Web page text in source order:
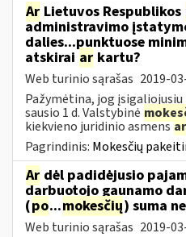
Ar Lietuvos Respublikos
administravimo
dalies...punktuose
atskirai ar kartu?
Web turinio sąrašas 2019-
Pažymėtina, jog
sausio 1 d. Valstybinė
kiekvieno juridinio asmensar
Pagrindinis: Mokesčių
Ar dėl padidėjusio
darbuotojo gaunamo
(po...mokesčių) suma
Web turinio sąrašas 2019-